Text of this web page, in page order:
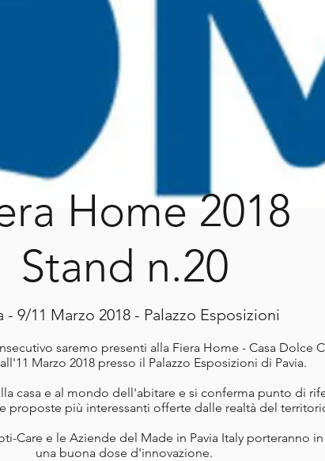
Home 2018
Stand n.20
- 9/11 Marzo 2018 - Palazzo Esposizioni
saremo presenti alla Fiera Home - Casa Dolce
Marzo 2018 presso il Palazzo Esposizioni di Pavia.
casa e al mondo dell'abitare e si conferma punto di
proposte più interessanti offerte dalle realtà del
Care e le Aziende del Made in Pavia Italy porteranno
una buona dose d'innovazione.